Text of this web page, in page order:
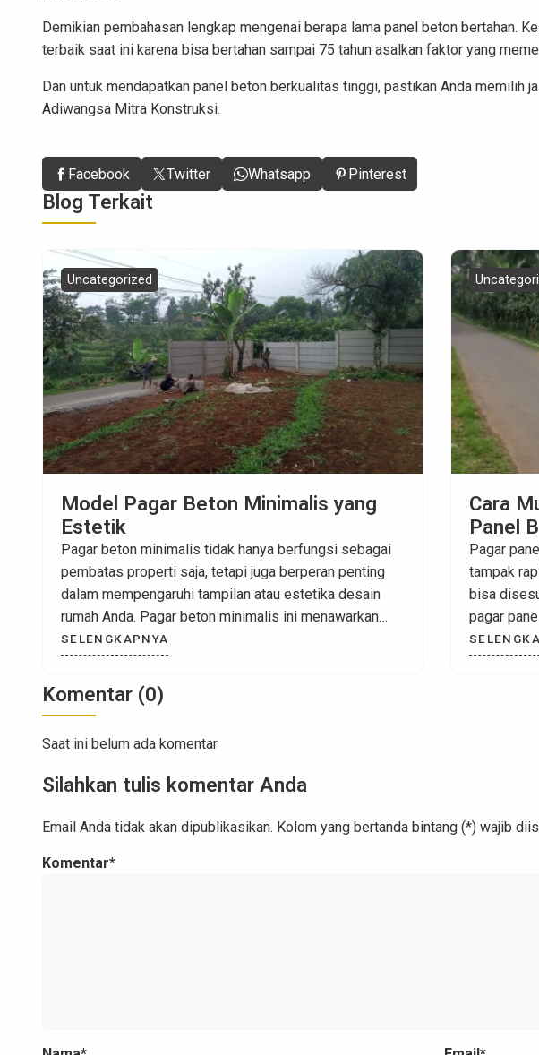
Demikian pembahasan lengkap mengenai berapa lama panel beton bertahan.
terbaik saat ini karena bisa bertahan sampai 75 tahun asalkan faktor yang
Dan untuk mendapatkan panel beton berkualitas tinggi, pastikan Anda memilih
Adiwangsa Mitra Konstruksi.
Facebook Twitter Whatsapp Pinterest
Blog Terkait
Uncategorized
Model Pagar Beton Minimalis yang
Estetik
Pagar beton minimalis tidak hanya berfungsi sebagai
pembatas properti saja, tetapi juga berperan penting
dalam mempengaruhi tampilan atau estetika desain
rumah Anda. Pagar beton minimalis ini menawarkan
kombinasi yang ideal antara keamanan dan kekuatan
minimalis menjadi pilihan yang dapat dibilang sangat
populer untuk aplikasikan pada rumah. Sehingga tidak
SELENGKAPNYA
Cara
Panel
Pagar
tampak
bisa
pagar
yang baik
Komentar (0)
Saat ini belum ada komentar
Silahkan tulis komentar Anda
Email Anda tidak akan dipublikasikan. Kolom yang bertanda bintang (*) wajib
Komentar*